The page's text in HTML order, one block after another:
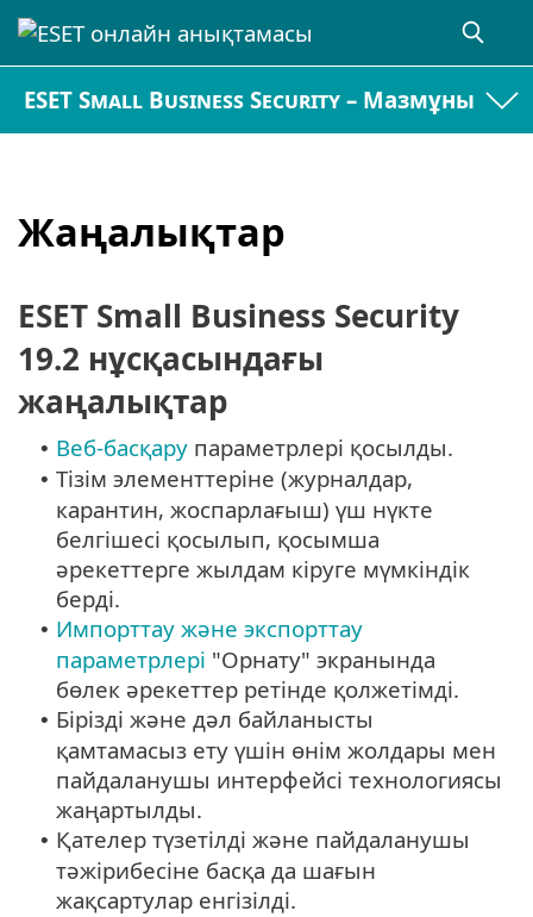
ESET Small Business Security – Мазмұны
Жаңалықтар
ESET Small Business Security
19.2 нұсқасындағы
жаңалықтар
• Веб-басқару параметрлері қосылды.
• Тізім элементтеріне (журналдар,
карантин, жоспарлағыш) үш нүкте
белгішесі қосылып, қосымша
әрекеттерге жылдам кіруге мүмкіндік
берді.
• Импорттау және экспорттау
параметрлері "Орнату" экранында
бөлек әрекеттер ретінде қолжетімді.
• Бірізді және дәл байланысты
қамтамасыз ету үшін өнім жолдары мен
пайдаланушы интерфейсі технологиясы
жаңартылды.
• Қателер түзетілді және пайдаланушы
тәжірибесіне басқа да шағын
жақсартулар енгізілді.